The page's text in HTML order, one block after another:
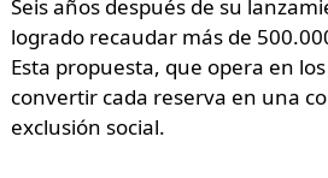
Seis años después de su
logrado recaudar más de
Esta propuesta, que opera en
convertir cada reserva en una
exclusión social.